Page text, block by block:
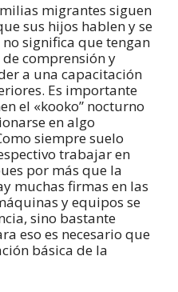
migrantes siguen
sus hijos hablen y se
significa que tengan
comprensión y
a una capacitación
Es importante
el «kooko” nocturno
en algo
siempre suelo
trabajar en
por más que la
muchas firmas en las
y equipos se
sino bastante
eso es necesario que
básica de la